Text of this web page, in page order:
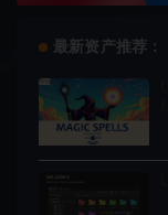
最新资产推荐：